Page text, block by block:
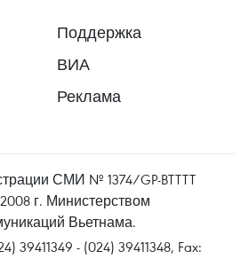
Поддержка
ВИА
Реклама
СМИ № 1374/GP-BTTTT
г. Министерством
Вьетнама.
- (024) 39411348, Fax: